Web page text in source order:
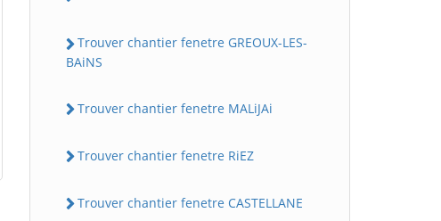
Trouver chantier fenetre GREOUX-LES-
BAiNS
Trouver chantier fenetre MALiJAi
Trouver chantier fenetre RiEZ
Trouver chantier fenetre CASTELLANE